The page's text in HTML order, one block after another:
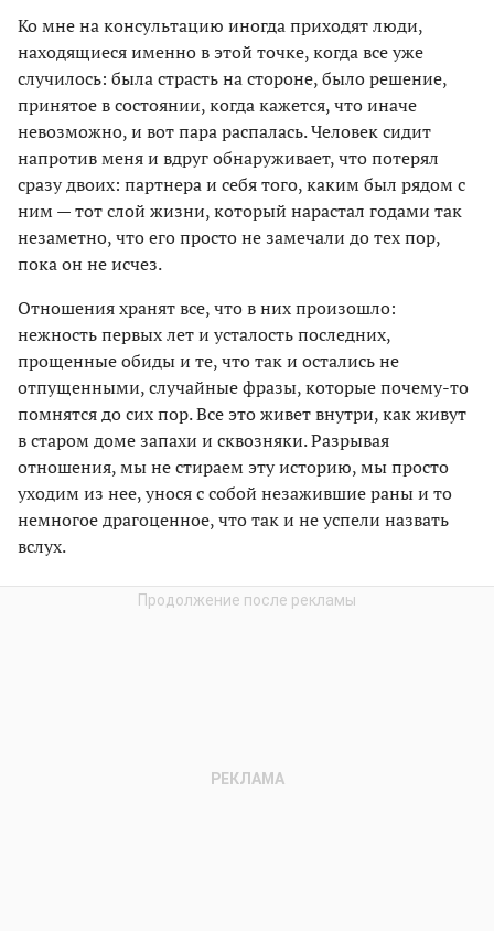
Ко мне на консультацию иногда приходят люди,
находящиеся именно в этой точке, когда все уже
случилось: была страсть на стороне, было решение,
принятое в состоянии, когда кажется, что иначе
невозможно, и вот пара распалась. Человек сидит
напротив меня и вдруг обнаруживает, что потерял
сразу двоих: партнера и себя того, каким был рядом с
ним — тот слой жизни, который нарастал годами так
незаметно, что его просто не замечали до тех пор,
пока он не исчез.
Отношения хранят все, что в них произошло:
нежность первых лет и усталость последних,
прощенные обиды и те, что так и остались не
отпущенными, случайные фразы, которые почему-то
помнятся до сих пор. Все это живет внутри, как живут
в старом доме запахи и сквозняки. Разрывая
отношения, мы не стираем эту историю, мы просто
уходим из нее, унося с собой незажившие раны и то
немногое драгоценное, что так и не успели назвать
вслух.